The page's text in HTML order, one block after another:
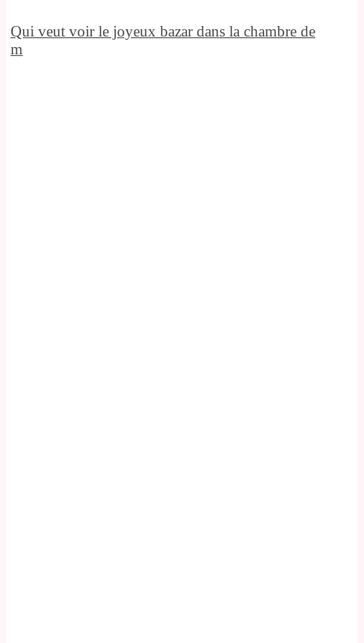
Qui veut voir le joyeux bazar dans la chambre de
m